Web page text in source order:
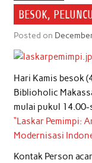
BESOK,
Posted on
Hari Kamis besok
Biblioholic
mulai pukul 14.00-
“Laskar Pemimpi:
Modernisasi
Kontak Person